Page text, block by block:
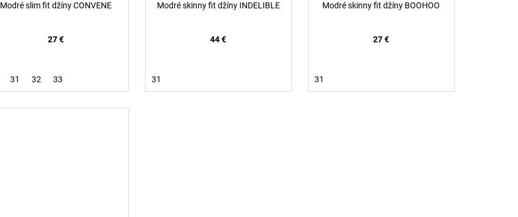
Modré slim fit džíny CONVENE
27 €
31 32 33
Modré skinny fit džíny INDELIBLE
44 €
31
Modré skinny fit džíny BOOHOO
27 €
31